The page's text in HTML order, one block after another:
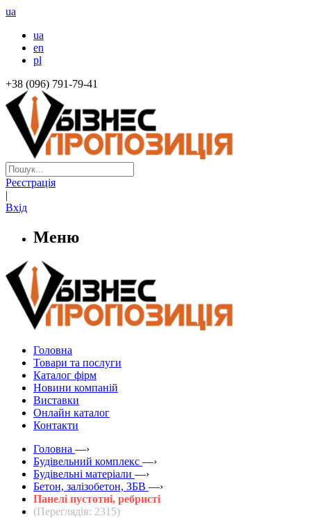
ua
ua
en
pl
+38 (096) 791-79-41
Реєстрація
|
Вхід
Меню
Головна
Товари та послуги
Каталог фірм
Новини компаній
Виставки
Онлайн каталог
Контакти
Головна —›
Будівельний комплекс —›
Будівельні матеріали —›
Бетон, залізобетон, ЗБВ —›
Панелі пустотні, ребристі
(Переглядів: 2315)